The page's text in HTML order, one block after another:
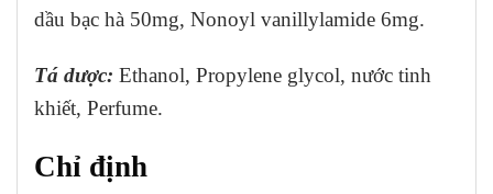
dầu bạc hà 50mg, Nonoyl vanillylamide 6mg.
Tá dược: Ethanol, Propylene glycol, nước tinh
khiết, Perfume.
Chỉ định